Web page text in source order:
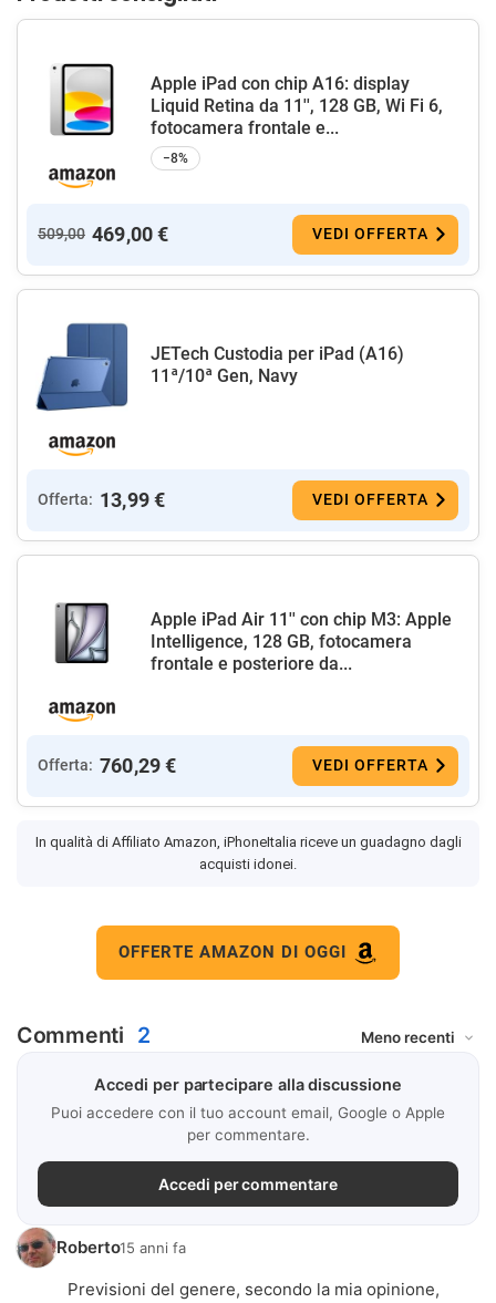
Apple iPad con chip A16: display
Liquid Retina da 11'', 128 GB, Wi Fi 6,
fotocamera frontale e...
−8%
509,00 469,00 € VEDI OFFERTA
JETech Custodia per iPad (A16)
11ª/10ª Gen, Navy
Offerta: 13,99 € VEDI OFFERTA
Apple iPad Air 11'' con chip M3: Apple
Intelligence, 128 GB, fotocamera
frontale e posteriore da...
Offerta: 760,29 € VEDI OFFERTA
In qualità di Affiliato Amazon, iPhoneItalia riceve un guadagno dagli
acquisti idonei.
OFFERTE AMAZON DI OGGI
Commenti 2
Accedi per partecipare alla discussione
Puoi accedere con il tuo account email, Google o Apple
per commentare.
Accedi per commentare
Roberto15 anni fa
Previsioni del genere, secondo la mia opinione,